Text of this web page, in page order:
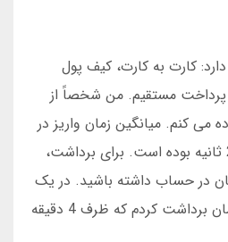
کارت به کارت، کیف پول
و پرداخت مستقیم. من شخصاً از
می کنم. میانگین زمان واریز در
سال 1403، 1 دقیقه و 20 ثانیه بوده است. برای برداشت،
500 هزار تومان در حساب داشته باشید. در یک
مورد، من 120 میلیون تومان برداشت کردم که ظرف 4 دقیقه